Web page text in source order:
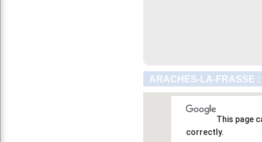
ARACHES-LA-FRASSE
This page
correctly.